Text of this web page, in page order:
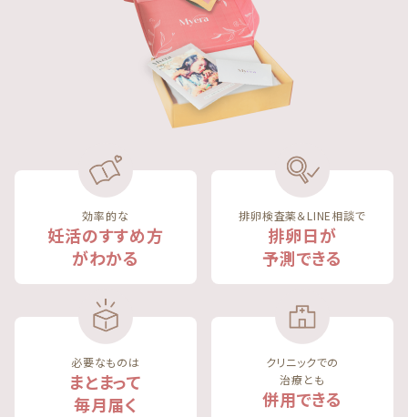
効率的な
妊活のすすめ方
がわかる
排卵検査薬＆LINE相談で
排卵日が
予測できる
必要なものは
まとまって
毎月届く
クリニックでの
治療とも
併用できる